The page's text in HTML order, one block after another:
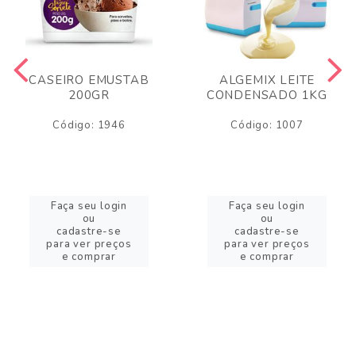
CASEIRO EMUSTAB
200GR
Código: 1946
Faça seu login
ou
cadastre-se
para ver preços
e comprar
ALGEMIX LEITE
CONDENSADO 1KG
Código: 1007
Faça seu login
ou
cadastre-se
para ver preços
e comprar